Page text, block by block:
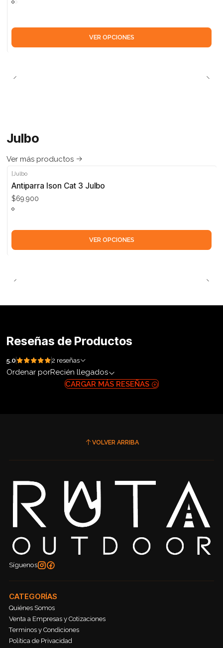
VER OPCIONES
Julbo
Ver más productos
|Julbo
Antiparra Ison Cat 3 Julbo
$69.900
VER OPCIONES
Reseñas de Productos
5.0 2 reseñas
Ordenar porRecién llegados
CARGAR MÁS RESEÑAS
VOLVER ARRIBA
Síguenos
CATEGORÍAS
Quiénes Somos
Venta a Empresas y Cotizaciones
Terminos y Condiciones
Política de Privacidad